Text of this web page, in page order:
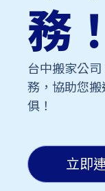
務！
台中搬家公
務，協助您
俱！
立即